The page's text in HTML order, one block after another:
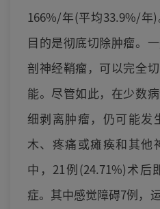
166%/年(平均33.9%/年
目的是彻底切除肿瘤。
剖神经鞘瘤，可以完全
能。尽管如此，在少数
细剥离肿瘤，仍可能发
木、疼痛或瘫痪和其他
中，21例(24.71%)术
症。其中感觉障碍7例，